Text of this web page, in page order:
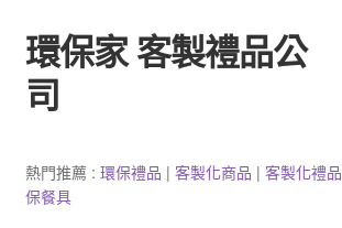
跳
至
導
跳
至
主
容
環保家 客製禮品公
司
3C產品客製
熱門推薦 : 環保禮品 | 客製化商品 | 客製化禮品
保餐具